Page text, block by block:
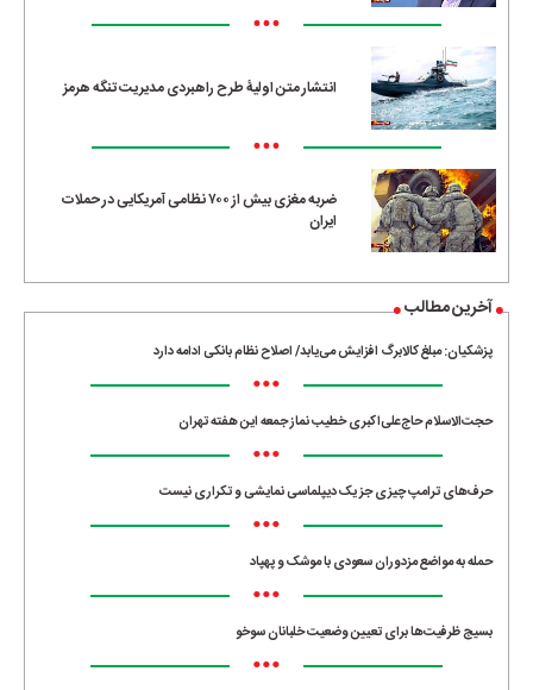
•••
انتشار متن اولیۀ طرح راهبردی مدیریت تنگه هرمز
•••
ضربه مغزی بیش از ۷۰۰ نظامی آمریکایی در حملات
ایران
آخرین مطالب
پزشکیان: مبلغ کالابرگ افزایش می‌یابد/ اصلاح نظام بانکی ادامه دارد
•••
حجت‌الاسلام حاج‌علی‌اکبری خطیب نماز جمعه این هفته تهران
•••
حرف‌های ترامپ چیزی جز یک دیپلماسی نمایشی و تکراری نیست
•••
حمله به مواضع مزدوران سعودی با موشک و پهپاد
•••
بسیج ظرفیت‌ها برای تعیین وضعیت خلبانان سوخو
•••